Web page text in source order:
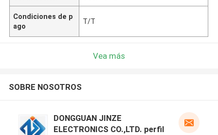
Condiciones de p
ago
T/T
Vea más
SOBRE NOSOTROS
DONGGUAN JINZE
ELECTRONICS CO.,LTD. perfil